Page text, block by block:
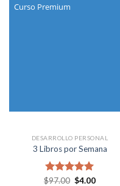
Curso Premium
DESARROLLO PERSONAL
3 Libros por Semana
Valorado en
$97.00 Original
$4.00Current